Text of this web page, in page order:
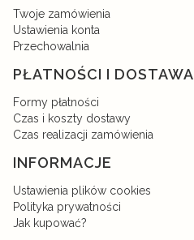
Twoje zamówienia
Ustawienia konta
Przechowalnia
PŁATNOŚCI I DOSTAWA
Formy płatności
Czas i koszty dostawy
Czas realizacji zamówienia
INFORMACJE
Ustawienia plików cookies
Polityka prywatności
Jak kupować?